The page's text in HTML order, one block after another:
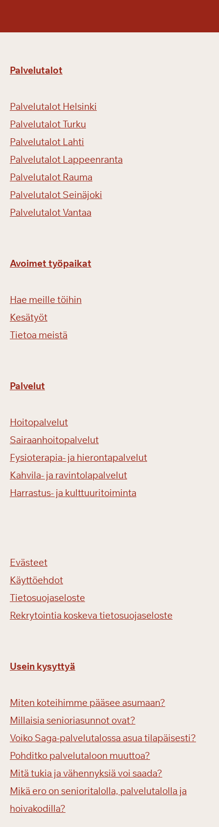
Palvelutalot
Palvelutalot Helsinki
Palvelutalot Turku
Palvelutalot Lahti
Palvelutalot Lappeenranta
Palvelutalot Rauma
Palvelutalot Seinäjoki
Palvelutalot Vantaa
Avoimet työpaikat
Hae meille töihin
Kesätyöt
Tietoa meistä
Palvelut
Hoitopalvelut
Sairaanhoitopalvelut
Fysioterapia- ja hierontapalvelut
Kahvila- ja ravintolapalvelut
Harrastus- ja kulttuuritoiminta
Evästeet
Käyttöehdot
Tietosuojaseloste
Rekrytointia koskeva tietosuojaseloste
Usein kysyttyä
Miten koteihimme pääsee asumaan?
Millaisia senioriasunnot ovat?
Voiko Saga-palvelutalossa asua tilapäisesti?
Pohditko palvelutaloon muuttoa?
Mitä tukia ja vähennyksiä voi saada?
Mikä ero on senioritalolla, palvelutalolla ja
hoivakodilla?